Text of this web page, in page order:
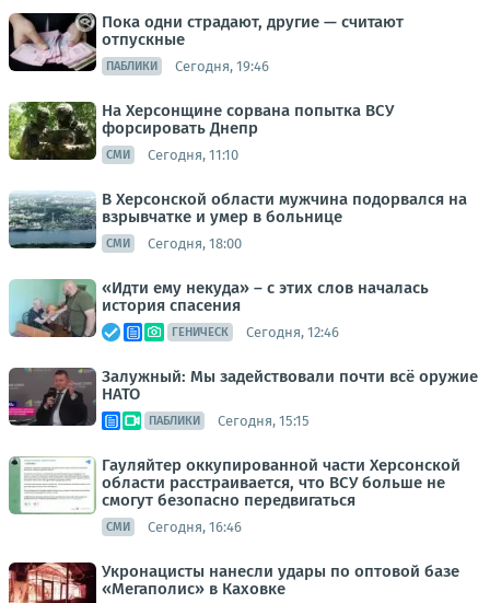
Пока одни страдают, другие — считают
отпускные
ПАБЛИКИ Сегодня, 19:46
На Херсонщине сорвана попытка ВСУ
форсировать Днепр
СМИ Сегодня, 11:10
В Херсонской области мужчина подорвался на
взрывчатке и умер в больнице
СМИ Сегодня, 18:00
«Идти ему некуда» – с этих слов началась
история спасения
ГЕНИЧЕСК Сегодня, 12:46
Залужный: Мы задействовали почти всё оружие
НАТО
ПАБЛИКИ Сегодня, 15:15
Гауляйтер оккупированной части Херсонской
области расстраивается, что ВСУ больше не
смогут безопасно передвигаться
СМИ Сегодня, 16:46
Укронацисты нанесли удары по оптовой базе
«Мегаполис» в Каховке